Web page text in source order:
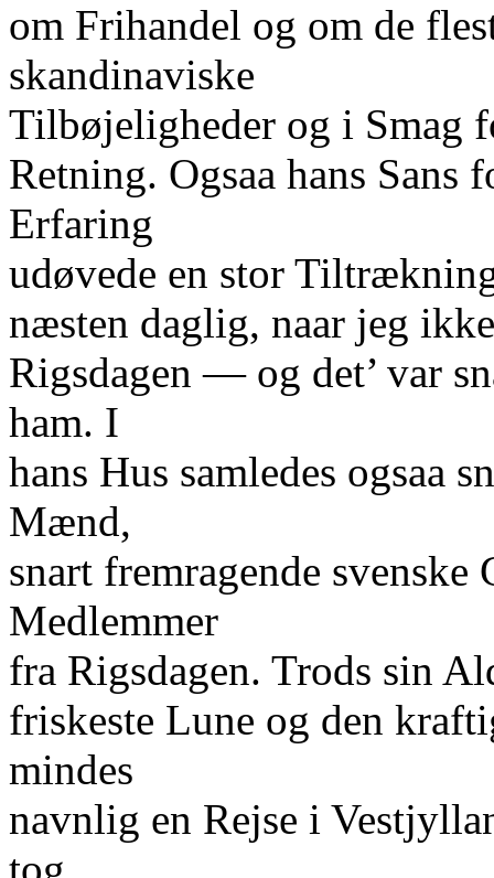
om Frihandel og om de
skandinaviske
Tilbøjeligheder og i Smag
Retning. Ogsaa hans Sans
Erfaring
udøvede en stor
næsten daglig, naar jeg
Rigsdagen — og det’ var
ham. I
hans Hus samledes ogsaa
Mænd,
snart fremragende
Medlemmer
fra Rigsdagen. Trods sin
friskeste Lune og den
mindes
navnlig en Rejse i